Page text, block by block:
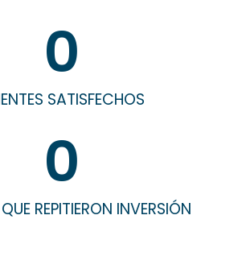
SATISFECHOS
0
REPITIERON INVERSIÓN
0